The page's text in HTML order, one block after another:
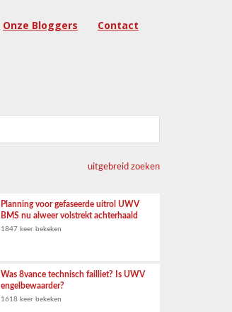
Onze Bloggers Contact
uitgebreid zoeken
Planning voor gefaseerde uitrol UWV
BMS nu alweer volstrekt achterhaald
1847 keer bekeken
Was 8vance technisch failliet? Is UWV
engelbewaarder?
1618 keer bekeken